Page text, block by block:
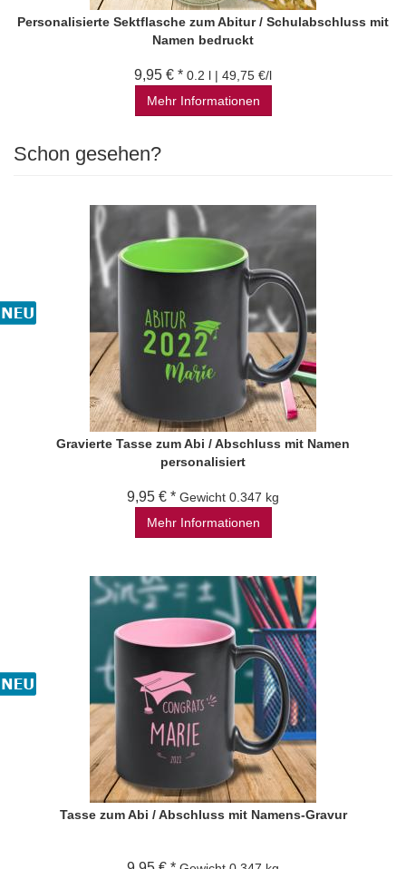
Personalisierte Sektflasche zum Abitur / Schulabschluss mit
Namen bedruckt
9,95 € * 0.2 l | 49,75 €/l
Mehr Informationen
Schon gesehen?
Gravierte Tasse zum Abi / Abschluss mit Namen
personalisiert
9,95 € * Gewicht 0.347 kg
Mehr Informationen
Tasse zum Abi / Abschluss mit Namens-Gravur